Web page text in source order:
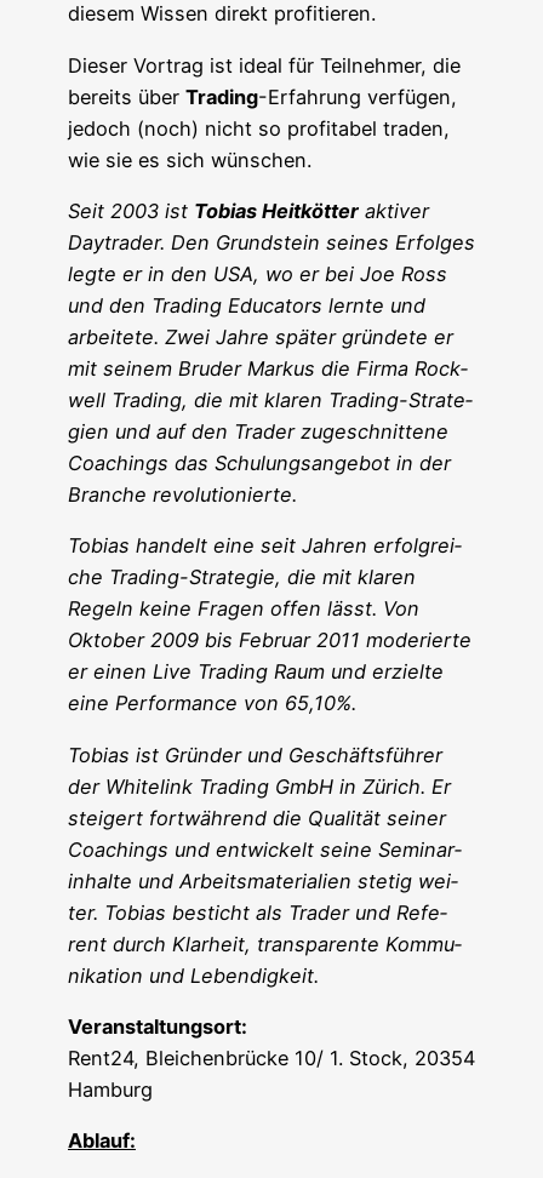
die­sem Wis­sen direkt profitieren.
Die­ser Vor­trag ist ide­al für Teil­neh­mer, die
bereits über Tra­ding-Erfah­rung ver­fü­gen,
jedoch (noch) nicht so pro­fi­ta­bel traden,
wie sie es sich wünschen.
Seit 2003 ist Tobi­as Heit­köt­ter akti­ver
Day­trader. Den Grund­stein sei­nes Erfol­ges
leg­te er in den USA, wo er bei Joe Ross
und den Tra­ding Edu­ca­tors lern­te und
arbei­te­te. Zwei Jah­re spä­ter grün­de­te er
mit sei­nem Bru­der Mar­kus die Fir­ma Rock­
well Tra­ding, die mit kla­ren Tra­ding-Stra­te­
gien und auf den Trader zuge­schnit­te­ne
Coa­chings das Schu­lungs­an­ge­bot in der
Bran­che revolutionierte.
Tobi­as han­delt eine seit Jah­ren erfolg­rei­
che Tra­ding-Stra­te­gie, die mit kla­ren
Regeln kei­ne Fra­gen offen lässt. Von
Okto­ber 2009 bis Febru­ar 2011 mode­rier­te
er einen Live Tra­ding Raum und erziel­te
eine Per­for­mance von 65,10%.
Tobi­as ist Grün­der und Geschäfts­füh­rer
der White­link Tra­ding GmbH in Zürich. Er
stei­gert fort­wäh­rend die Qua­li­tät sei­ner
Coa­chings und ent­wi­ckelt sei­ne Semi­nar­
in­hal­te und Arbeits­ma­te­ria­li­en ste­tig wei­
ter. Tobi­as besticht als Trader und Refe­
rent durch Klar­heit, trans­pa­ren­te Kom­mu­
ni­ka­ti­on und Lebendigkeit.
Ver­an­stal­tungs­ort:
Rent24, Blei­chen­brü­cke 10/ 1. Stock, 20354
Hamburg
Ablauf: